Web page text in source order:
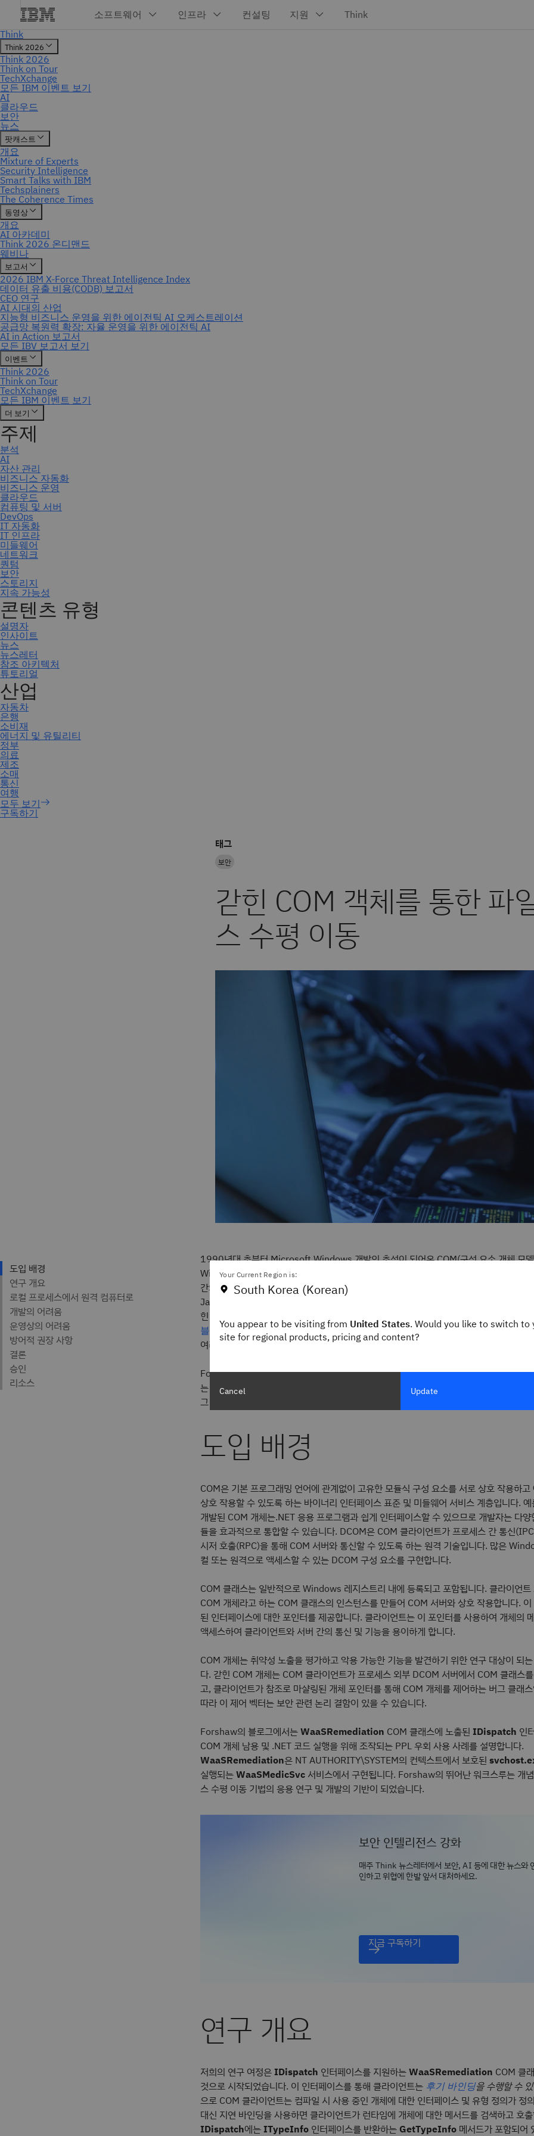
구독하기
태그
보안
갇힌 COM 객체를 통한 파
스 수평 이동
1990년대 초부터 Microsoft Windows 개발의 초석이 되어온 COM(구성 요소 개체 모
Windows 운영 체제와 애플리케이션에서 널리 사용되고 있습니다. COM 구성 요소에 대
간의 광범위한 기능 개발로 인해 공격 표면이 넓어졌습니다. 2025년 2월, Google
James Forshaw(
힌 COM 개체를 사용할 수 있는 분산 COM(DCOM) 원격 기술을 악용하는 새로운 방법을
블로그 게시물을 발표했습니다. Forshaw는 권한 확대 및 PPL(Protected Process
여러 가지 사용 사례를 강조합니다.
Forshaw의 연구를 바탕으로 Mohamed Fakroud(@T3nb3w)는 2025년 3월 초에
는 기술 구현을
@bohops)와 저는 2025년 2월에 연구
그 결과 갇힌 COM 개체를 악용하여 개념 증명 파일리스 수평 이동 기술을 개발할 수 있었
도입 배경
COM은 기본 프로그래밍 언어에 관계없이 고유한 모듈식 구성 요소를 서로 상호 작용하고
상호 작용할 수 있도록 하는 바이너리 인터페이스 표준 및 미들웨어 서비스 계층입니다.
개발된 COM 개체는.NET 응용 프로그램과 쉽게 인터페이스할 수 있으므로 개발자는 다
듈을 효과적으로 통합할 수 있습니다. DCOM은 COM 클라이언트가 프로세스 간 통신
시저 호출(RPC)을 통해 COM 서버와 통신할 수 있도록 하는 원격 기술입니다. 많은
컬 또는 원격으로 액세스할 수 있는 DCOM 구성 요소를 구현합니다.
COM 클래스는 일반적으로 Windows 레지스트리 내에 등록되고 포함됩니다. 클라이언트
COM 개체라고 하는 COM 클래스의 인스턴스를 만들어 COM 서버와 상호 작용합니다.
된 인터페이스에 대한 포인터를 제공합니다. 클라이언트는 이 포인터를 사용하여 개체의
액세스하여 클라이언트와 서버 간의 통신 및 기능을 용이하게 합니다.
COM 개체는 취약성 노출을 평가하고 악용 가능한 기능을 발견하기 위한 연구 대상이 되
다. 갇힌 COM 개체는 COM 클라이언트가 프로세스 외부 DCOM 서버에서 COM 클래스
고, 클라이언트가 참조로 마샬링된 개체 포인터를 통해 COM 개체를 제어하는 버그 클래
따라 이 제어 벡터는 보안 관련 논리 결함이 있을 수 있습니다.
Forshaw의 블로그에서는WaaSRemediation COM 클래스에 노출된 IDispatch 인
COM 개체 남용 및 .NET 코드 실행을 위해 조작되는 PPL 우회 사용 사례를 설명합니다.
WaaSRemediation은 NT AUTHORITY\SYSTEM의 컨텍스트에서 보호된
실행되는WaaSMedicSvc 서비스에서 구현됩니다. Forshaw의 뛰어난 워크스루는 개
스 수평 이동 기법의 응용 연구 및 개발의 기반이 되었습니다.
보안 인텔리전스 강화
매주 Think 뉴스레터에서 보안, AI 등에 대한 뉴스와
인하고 위협에 한발 앞서 대처하세요.
지금 구독하기
연구 개요
저희의 연구 여정은IDispatch 인터페이스를 지원하는WaaSRemediation COM 클
것으로 시작되었습니다. 이 인터페이스를 통해 클라이언트는 후기 바인딩을 수행할 수
으로 COM 클라이언트는 컴파일 시 사용 중인 개체에 대한 인터페이스 및 유형 정의가 정
대신 지연 바인딩을 사용하면 클라이언트가 런타임에 개체에 대한 메서드를 검색하고 호
IDispatch에는ITypeInfo 인터페이스를 반환하는 GetTypeInfo 메서드가 포함되어
Your Current Region is:
South Korea (Korean)
You appear to be visiting from United States. Would you like to switch to
site for regional products, pricing and content?
Cancel Update